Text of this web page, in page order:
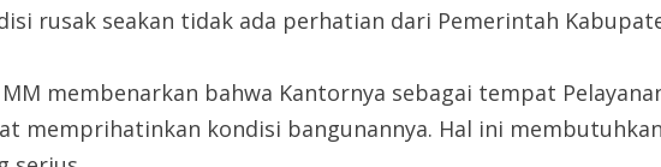
rusak seakan tidak ada perhatian dari Pemerintah
MM membenarkan bahwa Kantornya sebagai tempat
memprihatinkan kondisi bangunannya. Hal ini